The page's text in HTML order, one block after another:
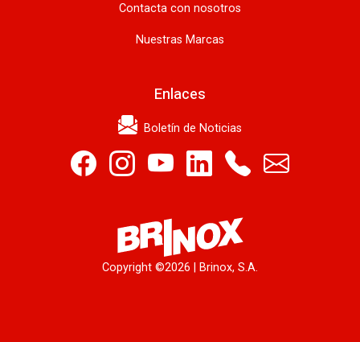
Contacta con nosotros
Nuestras Marcas
Enlaces
Boletín de Noticias
Copyright ©2026 | Brinox, S.A.